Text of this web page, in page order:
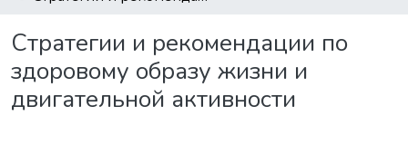
Стратегии и рекомендации по
здоровому образу жизни и
двигательной активности